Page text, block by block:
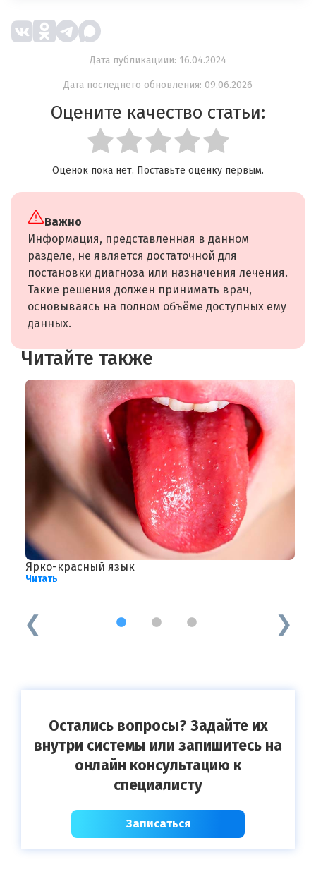
Дата публикациии: 16.04.2024
Дата последнего обновления: 09.06.2026
Оцените качество статьи:
Оценок пока нет. Поставьте оценку первым.
Важно
Информация, представленная в данном
разделе, не является достаточной для
постановки диагноза или назначения лечения.
Такие решения должен принимать врач,
основываясь на полном объёме доступных ему
данных.
Читайте также
Ярко-красный язык
Читать
1 2 3
Остались вопросы? Задайте их
внутри системы или запишитесь на
онлайн консультацию к
специалисту
Записаться